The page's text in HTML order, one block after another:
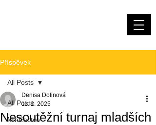
Příspěvek
All Posts
Minižactvo
All Posts
Nesoutěžní turnaj mladších
Denisa Dolinová
11. 2. 2025